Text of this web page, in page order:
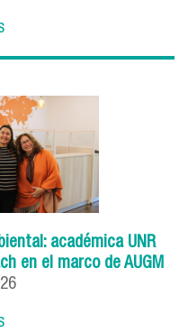
académica UNR
en el marco de AUGM